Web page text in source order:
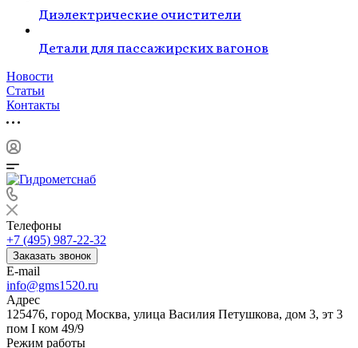
Диэлектрические очистители
Детали для пассажирских вагонов
Новости
Статьи
Контакты
Телефоны
+7 (495) 987-22-32
Заказать звонок
E-mail
info@gms1520.ru
Адрес
125476, город Москва, улица Василия Петушкова, дом 3, эт 3
пом I ком 49/9
Режим работы